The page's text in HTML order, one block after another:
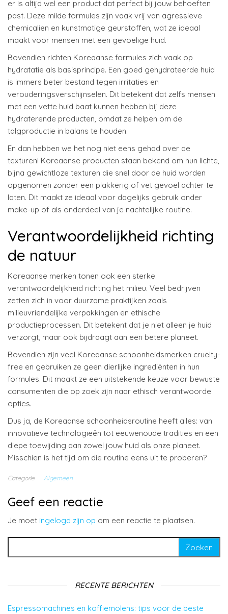
er is altijd wel een product dat perfect bij jouw behoeften
past. Deze milde formules zijn vaak vrij van agressieve
chemicaliën en kunstmatige geurstoffen, wat ze ideaal
maakt voor mensen met een gevoelige huid.
Bovendien richten Koreaanse formules zich vaak op
hydratatie als basisprincipe. Een goed gehydrateerde huid
is immers beter bestand tegen irritaties en
verouderingsverschijnselen. Dit betekent dat zelfs mensen
met een vette huid baat kunnen hebben bij deze
hydraterende producten, omdat ze helpen om de
talgproductie in balans te houden.
En dan hebben we het nog niet eens gehad over de
texturen! Koreaanse producten staan bekend om hun lichte,
bijna gewichtloze texturen die snel door de huid worden
opgenomen zonder een plakkerig of vet gevoel achter te
laten. Dit maakt ze ideaal voor dagelijks gebruik onder
make-up of als onderdeel van je nachtelijke routine.
Verantwoordelijkheid richting
de natuur
Koreaanse merken tonen ook een sterke
verantwoordelijkheid richting het milieu. Veel bedrijven
zetten zich in voor duurzame praktijken zoals
milieuvriendelijke verpakkingen en ethische
productieprocessen. Dit betekent dat je niet alleen je huid
verzorgt, maar ook bijdraagt aan een betere planeet.
Bovendien zijn veel Koreaanse schoonheidsmerken cruelty-
free en gebruiken ze geen dierlijke ingrediënten in hun
formules. Dit maakt ze een uitstekende keuze voor bewuste
consumenten die op zoek zijn naar ethisch verantwoorde
opties.
Dus ja, de Koreaanse schoonheidsroutine heeft alles: van
innovatieve technologieën tot eeuwenoude tradities en een
diepe toewijding aan zowel jouw huid als onze planeet.
Misschien is het tijd om die routine eens uit te proberen?
Categorie Algemeen
Geef een reactie
Je moet ingelogd zijn op om een reactie te plaatsen.
RECENTE BERICHTEN
Espressomachines en koffiemolens: tips voor de beste